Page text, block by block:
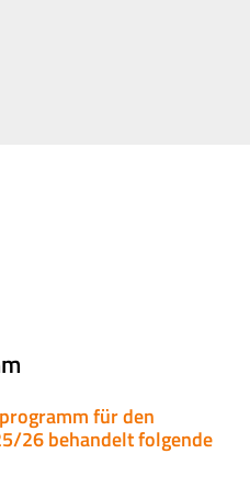
für den
26 behandelt folgende